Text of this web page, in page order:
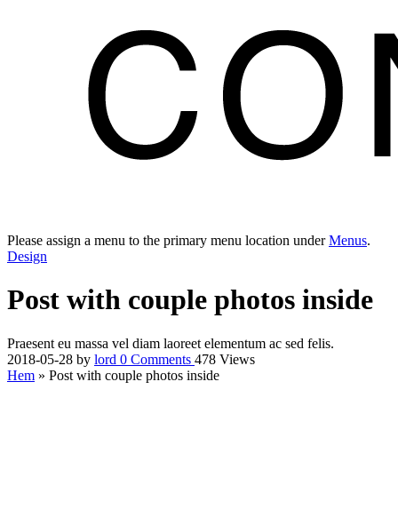
Please assign a menu to the primary menu location underMenus.
Design
Post with couple photos inside
Praesent eu massa vel diam laoreet elementum ac sed felis.
2018-05-28 by lord 0 Comments 478 Views
Hem » Post with couple photos inside